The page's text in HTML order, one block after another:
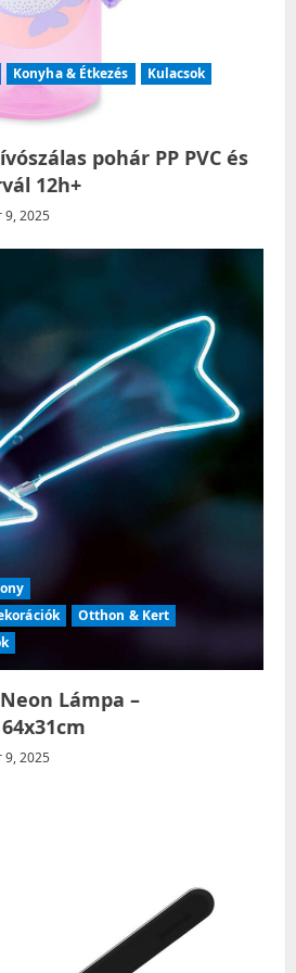
Konyha & Étkezés
Kulacsok
pohár PP PVC és
12h+
9, 2025
Otthon & Kert
Lámpa –
9, 2025